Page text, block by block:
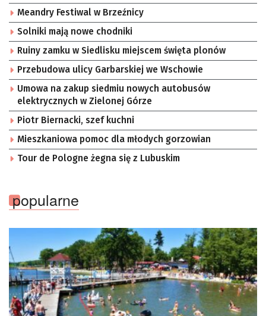
Meandry Festiwal w Brzeźnicy
Solniki mają nowe chodniki
Ruiny zamku w Siedlisku miejscem święta plonów
Przebudowa ulicy Garbarskiej we Wschowie
Umowa na zakup siedmiu nowych autobusów
elektrycznych w Zielonej Górze
Piotr Biernacki, szef kuchni
Mieszkaniowa pomoc dla młodych gorzowian
Tour de Pologne żegna się z Lubuskim
popularne